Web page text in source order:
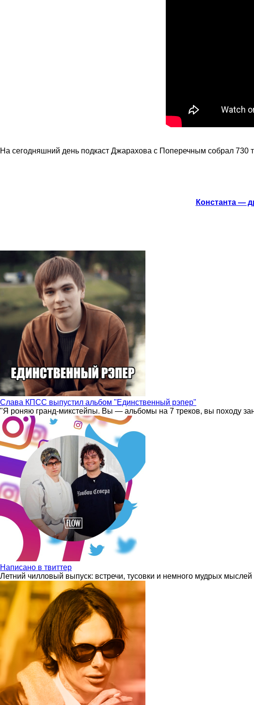
На сегодняшний день подкаст Джарахова с Поперечным собрал
Константа —
Слава КПСС выпустил альбом "Единственный рэпер"
"Я роняю гранд-микстейпы. Вы — альбомы на 7 треков, вы походу
Написано в твиттер
Летний чилловый выпуск: встречи, тусовки и немного мудрых мыслей